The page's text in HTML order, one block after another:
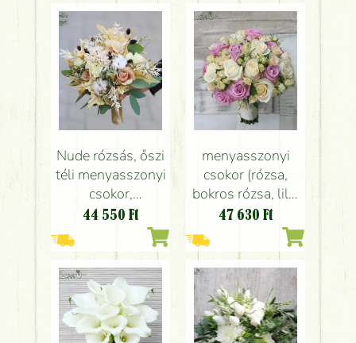
Nude rózsás, őszi
téli menyasszonyi
csokor,
szárazvirágokkal,
gyapottal (krém,
fehér)
44 550 Ft
menyasszonyi
csokor (rózsa,
bokros rózsa, lila,
krém)
47 630 Ft